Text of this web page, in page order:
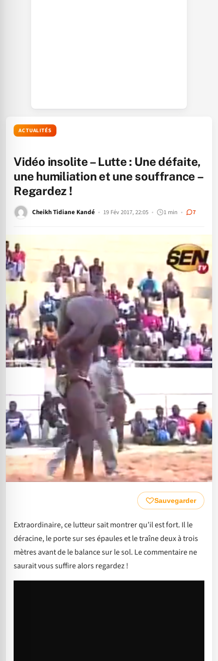
ACTUALITÉS
Vidéo insolite – Lutte : Une défaite,
une humiliation et une souffrance –
Regardez !
Cheikh Tidiane Kandé 19 Fév 2017, 22:05 1 min 7
Sauvegarder
Extraordinaire, ce lutteur sait montrer qu’il est fort. Il le
déracine, le porte sur ses épaules et le traîne deux à trois
mètres avant de le balance sur le sol. Le commentaire ne
saurait vous suffire alors regardez !